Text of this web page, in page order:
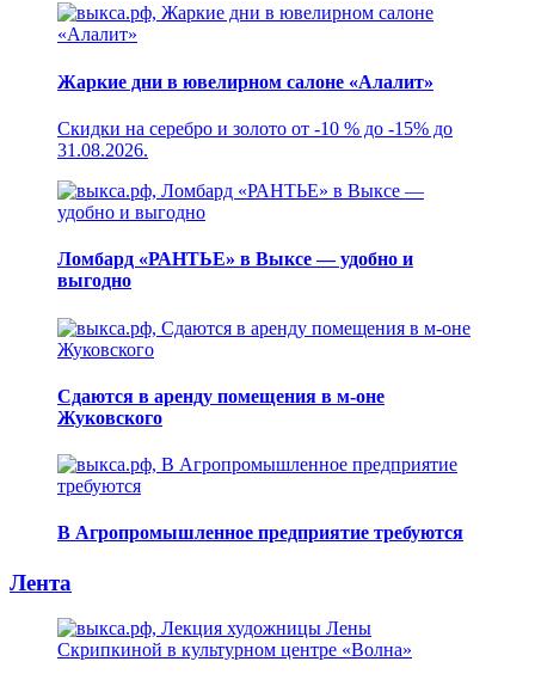
Жаркие дни в ювелирном салоне «Алалит»
Скидки на серебро и золото от -10 % до -15% до
31.08.2026.
Ломбард «РАНТЬЕ» в Выксе — удобно и
выгодно
Сдаются в аренду помещения в м-оне
Жуковского
В Агропромышленное предприятие требуются
Лента